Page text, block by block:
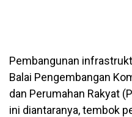
Pembangunan
Balai Pengembangan
dan Perumahan Rakyat
ini diantaranya, tembok